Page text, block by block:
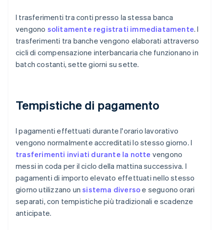
I trasferimenti tra conti presso la stessa banca
vengono solitamente registrati immediatamente. I
trasferimenti tra banche vengono elaborati attraverso
cicli di compensazione interbancaria che funzionano in
batch costanti, sette giorni su sette.
Tempistiche di pagamento
I pagamenti effettuati durante l'orario lavorativo
vengono normalmente accreditati lo stesso giorno. I
trasferimenti inviati durante la notte vengono
messi in coda per il ciclo della mattina successiva. I
pagamenti di importo elevato effettuati nello stesso
giorno utilizzano unsistema diversoe seguono orari
separati, con tempistiche più tradizionali e scadenze
anticipate.